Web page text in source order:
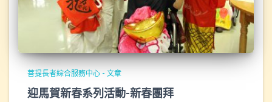
菩提長者綜合服務中心 - 文章
迎馬賀新春系列活動-新春團拜